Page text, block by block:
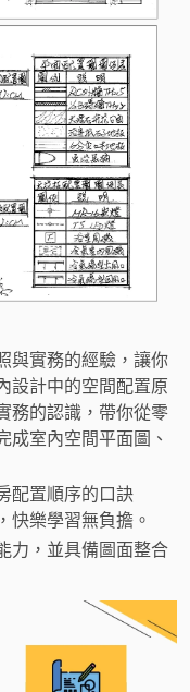
與實務的經驗，讓你
設計中的空間配置原
務的認識，帶你從零
成室內空間平面圖、
配置順序的口訣
快樂學習無負擔。
力，並具備圖面整合